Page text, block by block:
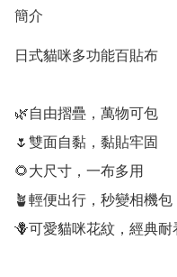
簡介
日式貓咪多功能百貼布
🌿自由摺疊，萬物可包
🌷雙面自黏，黏貼牢固
🌻大尺寸，一布多用
🪴輕便出行，秒變相機
🪻可愛貓咪花紋，經典耐